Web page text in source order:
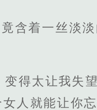
含着一丝淡
变得太让我失
人就能让你